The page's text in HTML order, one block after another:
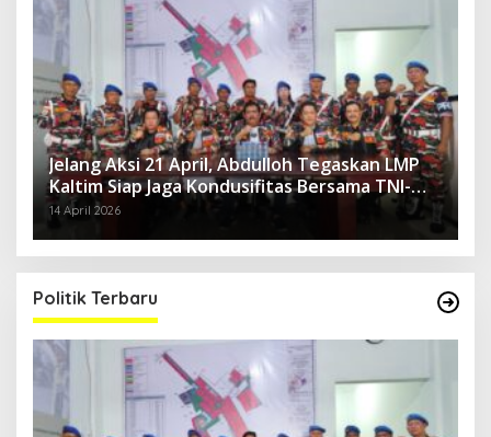
Jelang Aksi 21 April, Abdulloh Tegaskan LMP
Kaltim Siap Jaga Kondusifitas Bersama TNI-
Polri
14 April 2026
Politik Terbaru